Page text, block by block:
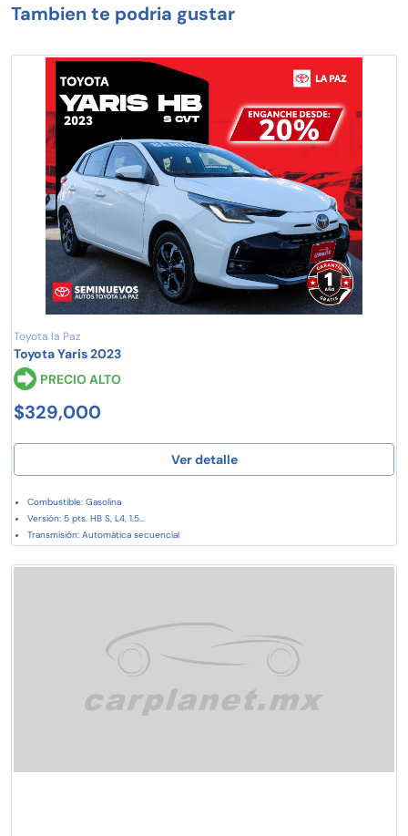
Tambien te podria gustar
Toyota la Paz
Toyota Yaris 2023
PRECIO ALTO
$329,000
Ver detalle
Combustible: Gasolina
Versión: 5 pts. HB S, L4, 1.5...
Transmisión: Automática secuencial